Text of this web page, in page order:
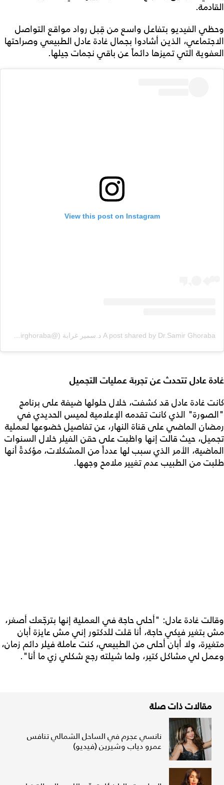
القادمة.
وحظي الفيديو بتفاعل واسع من قِبل رواد مواقع التواصل
الاجتماعي، الذين أشادوا بجمال غادة عادل الطبيعي وصراحتها
العفوية التي تميزها دائماً عن باقي نجمات جيلها.
View this post on Instagram
غادة عادل تتحدث عن تجربة عمليات التجميل
كانت غادة عادل قد كشفت، خلال حلولها ضيفة على برنامج
"الصورة" الذي كانت تقدمه الإعلامية لميس الحديدي في
رمضان الماضي على قناة النهار، عن تفاصيل خضوعها لعملية
تجميل، حيث قالت إنها واظبت على حقن الفيلر خلال السنوات
الماضية، الأمر الذي سبب لها عدداً من المشكلات، مؤكدةً أنها
طلبت من الطبيب عدم تغيير ملامح وجهها.
وقالت غادة عادل: "أحلى حاجة في العملية إنها بترجّعك أصغر،
مش بتغير فيكي حاجة، أنا قلت للدكتور إني مش عايزة أبان
متغيرة، ولا أبان أحلى من الطبيعي، كنت عاملة فيلر دائم زمان،
وعمل لي مشاكل كتير، ولما شيلته رجع شكلي زي ما أنا".
مقالات ذات صلة
نانسي عجرم في الساحل الشمالي تنافس
عمرو دياب وشيرين (فيديو)